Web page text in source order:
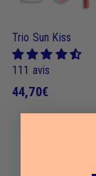
Trio Sun Kiss
111 avis
44,70€4
4